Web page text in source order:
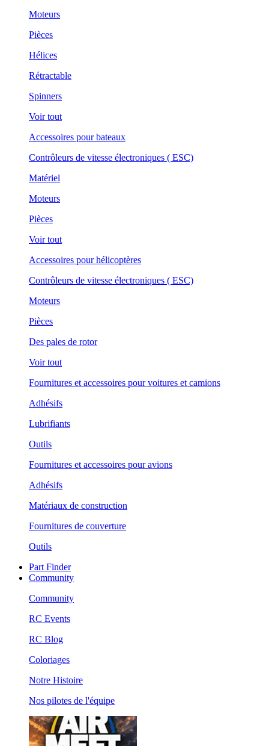
Moteurs
Pièces
Hélices
Rétractable
Spinners
Voir tout
Accessoires pour bateaux
Contrôleurs de vitesse électroniques ( ESC)
Matériel
Moteurs
Pièces
Voir tout
Accessoires pour hélicoptères
Contrôleurs de vitesse électroniques ( ESC)
Moteurs
Pièces
Des pales de rotor
Voir tout
Fournitures et accessoires pour voitures et camions
Adhésifs
Lubrifiants
Outils
Fournitures et accessoires pour avions
Adhésifs
Matériaux de construction
Fournitures de couverture
Outils
Part Finder
Community
Community
RC Events
RC Blog
Coloriages
Notre Histoire
Nos pilotes de l'équipe